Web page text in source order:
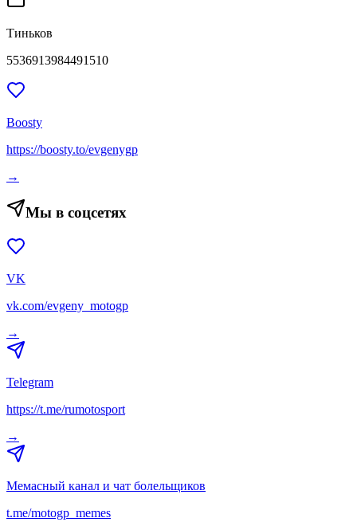
Тиньков
5536913984491510
Boosty
https://boosty.to/evgenygp
→
Мы в соцсетях
VK
vk.com/evgeny_motogp
→
Telegram
https://t.me/rumotosport
→
Мемасный канал и чат болельщиков
t.me/motogp_memes